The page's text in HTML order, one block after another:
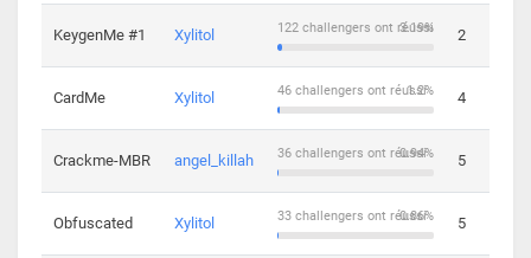
KeygenMe #1 Xylitol 3.19%
122 challengers ont réussi 2
CardMe Xylitol 1.2%
46 challengers ont réussi 4
Crackme-MBR angel_killah 0.94%
36 challengers ont réussi 5
Obfuscated Xylitol 0.86%
33 challengers ont réussi 5